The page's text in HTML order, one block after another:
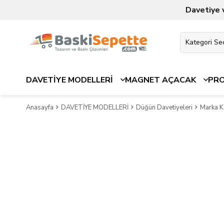
Davetiye
DAVETİYE MODELLERİ MAGNET AÇACAK
Anasayfa DAVETİYE MODELLERİ Düğün Davetiyeleri Marka